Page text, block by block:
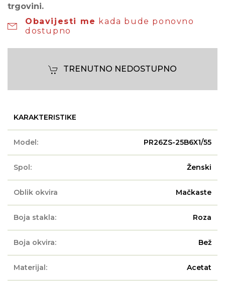
trgovini.
Obavijesti me kada bude ponovno
dostupno
TRENUTNO NEDOSTUPNO
KARAKTERISTIKE
Model: PR26ZS-25B6X1/55
Spol: Ženski
Oblik okvira Mačkaste
Boja stakla: Roza
Boja okvira: Bež
Materijal: Acetat